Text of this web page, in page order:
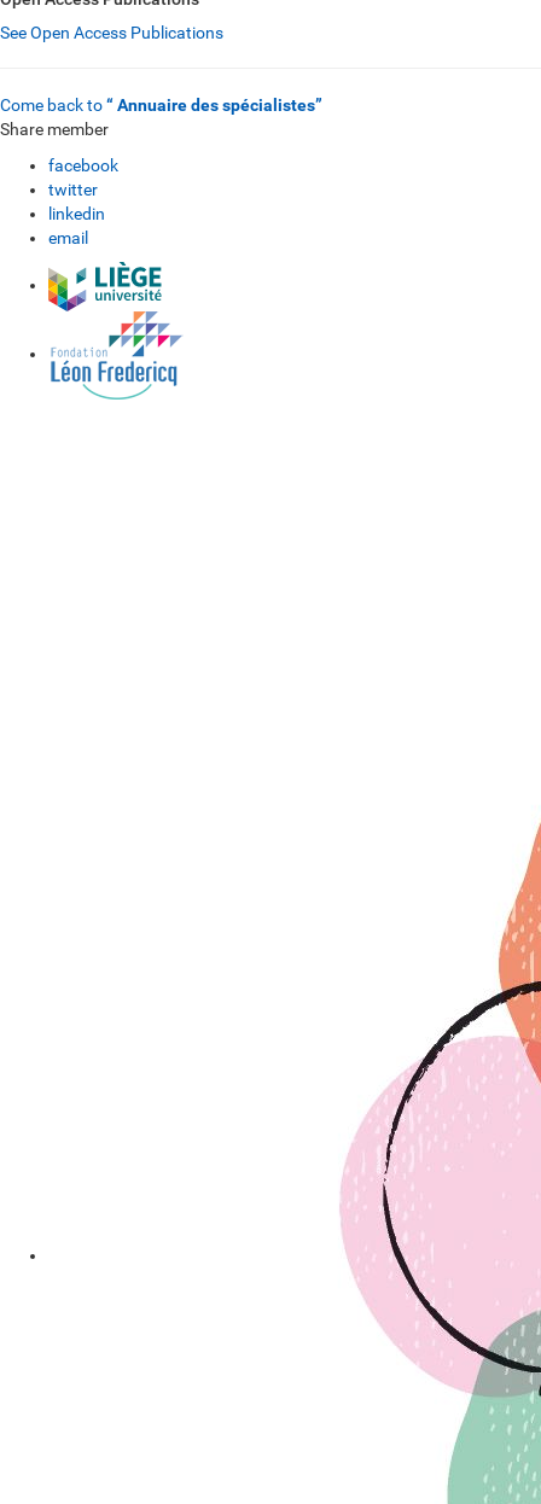
See Open Access Publications
Come back to“ Annuaire des spécialistes”
Share member
facebook
twitter
linkedin
email